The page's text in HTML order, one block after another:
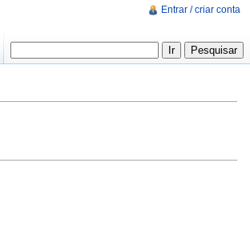
Entrar / criar conta